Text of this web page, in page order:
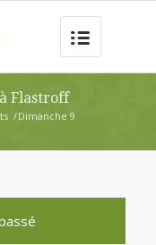
Flastroff
/Dimanche 9